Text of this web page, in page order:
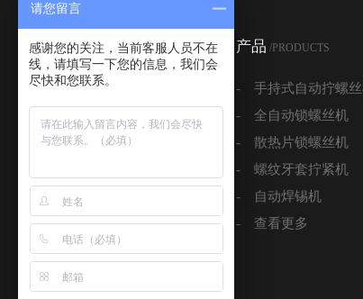
关于 /ABOUT
- 公司简介
- 专利证书
- 经典案例
- 视频中心
产品 /PRODUCTS
- 手持式自动拧螺
- 全自动锁螺丝机
- 散热片锁螺丝机
- 螺纹牙套拧紧机
- 自动焊锡机
- 查看更多
请您留言
感谢您的关注，当前客服人员不在
线，请填写一下您的信息，我们会
尽快和您联系。